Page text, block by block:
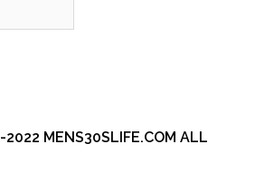
MENS30SLIFE.COM ALL